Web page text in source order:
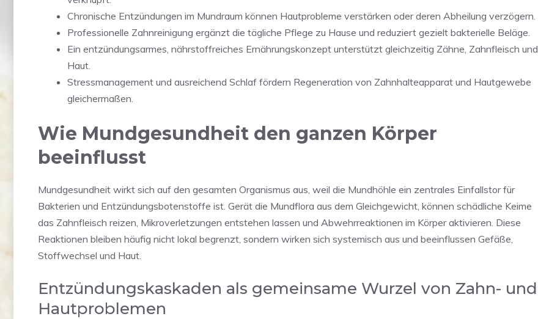
Chronische Entzündungen im Mundraum können Hautprobleme verstärken oder deren Abheilung verzögern.
Professionelle Zahnreinigung ergänzt die tägliche Pflege zu Hause und reduziert gezielt bakterielle Beläge.
Ein entzündungsarmes, nährstoffreiches Ernährungskonzept unterstützt gleichzeitig Zähne, Zahnfleisch und
Haut.
Stressmanagement und ausreichend Schlaf fördern Regeneration von Zahnhalteapparat und Hautgewebe
gleichermaßen.
Wie Mundgesundheit den ganzen Körper
beeinflusst
Mundgesundheit wirkt sich auf den gesamten Organismus aus, weil die Mundhöhle ein zentrales Einfallstor für
Bakterien und Entzündungsbotenstoffe ist. Gerät die Mundflora aus dem Gleichgewicht, können schädliche Keime
das Zahnfleisch reizen, Mikroverletzungen entstehen lassen und Abwehrreaktionen im Körper aktivieren. Diese
Reaktionen bleiben häufig nicht lokal begrenzt, sondern wirken sich systemisch aus und beeinflussen Gefäße,
Stoffwechsel und Haut.
Entzündungskaskaden als gemeinsame Wurzel von Zahn- und
Hautproblemen